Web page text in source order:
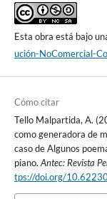
Esta obra está bajo
ución-NoComercial-
Cómo citar
Tello Malpartida, A.
como generadora de
caso de Algunos
piano. Antec: Revista
tps://doi.org/